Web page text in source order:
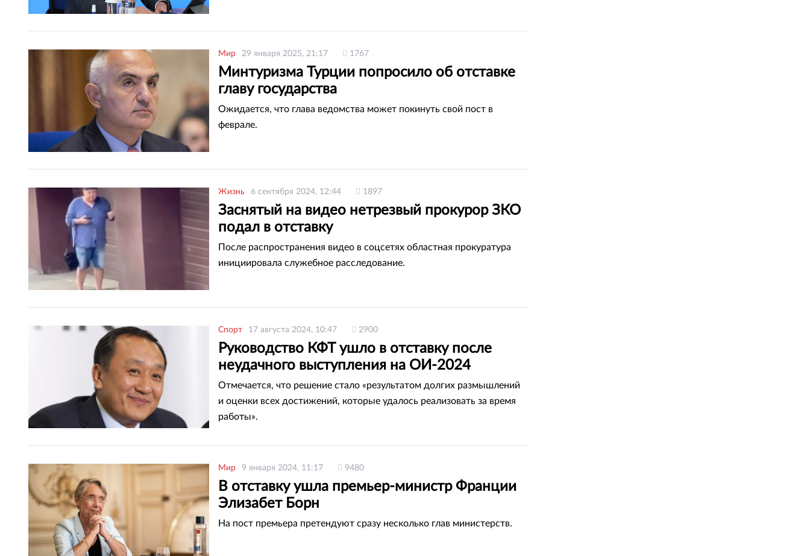
Мир 29 января 2025, 21:17 1767
Минтуризма Турции попросило об отставке
главу государства
Ожидается, что глава ведомства может покинуть свой пост в
феврале.
Жизнь 6 сентября 2024, 12:44 1897
Заснятый на видео нетрезвый прокурор ЗКО
подал в отставку
После распространения видео в соцсетях областная прокуратура
инициировала служебное расследование.
Спорт 17 августа 2024, 10:47 2900
Руководство КФТ ушло в отставку после
неудачного выступления на ОИ-2024
Отмечается, что решение стало «результатом долгих размышлений
и оценки всех достижений, которые удалось реализовать за время
работы».
Мир 9 января 2024, 11:17 9480
В отставку ушла премьер-министр Франции
Элизабет Борн
На пост премьера претендуют сразу несколько глав министерств.